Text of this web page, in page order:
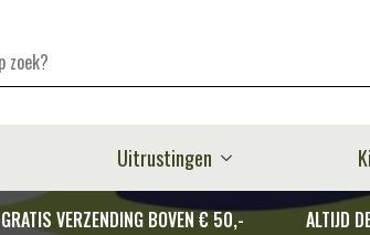
Uitrustingen
GRATIS VERZENDING BOVEN € 50,- ALTIJD